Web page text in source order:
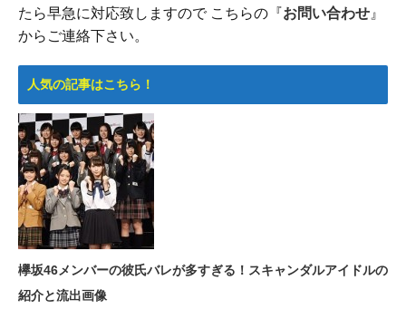
たら早急に対応致しますので こちらの『お問い合わせ』
からご連絡下さい。
人気の記事はこちら！
欅坂46メンバーの彼氏バレが多すぎる！スキャンダルアイドルの
紹介と流出画像